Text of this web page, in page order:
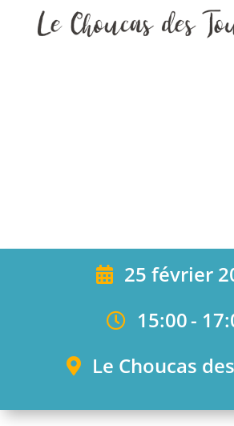
25 février
15:00-
Le Choucas